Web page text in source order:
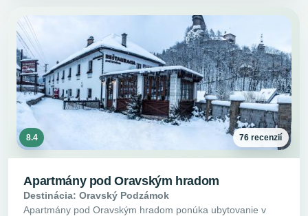
8.4 76 recenzií
Apartmány pod Oravským hradom
Destinácia: Oravský Podzámok
Apartmány pod Oravským hradom ponúka ubytovanie v